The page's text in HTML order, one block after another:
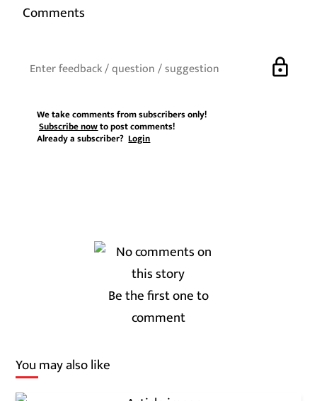
Comments
lock
We take comments from subscribers only!
Subscribe nowto post comments!
Already a subscriber?Login
Be the first one to
comment
You may also like